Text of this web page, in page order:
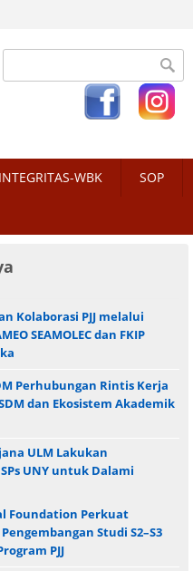
Search form
WBK SOP
Kolaborasi PJJ melalui
SEAMOLEC dan FKIP
Perhubungan Rintis Kerja
dan Ekosistem Akademik
ULM Lakukan
UNY untuk Dalami
Foundation Perkuat
Studi S2–S3
PJJ